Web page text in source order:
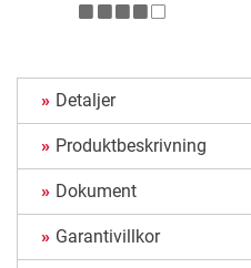
Detaljer
Produktbeskrivning
Dokument
Garantivillkor